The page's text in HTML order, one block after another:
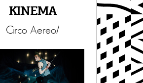
KINEMA
Circo Aereo/